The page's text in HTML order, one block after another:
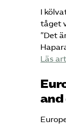
I
tåget
”Det
Läs
and